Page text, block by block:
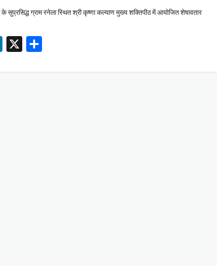
सुप्रसिद्ध ग्राम रनेला स्थित श्री कृष्णा कल्याण मुख्य शक्तिपीठ में आयोजित शेषावतार
LinkedIn
X